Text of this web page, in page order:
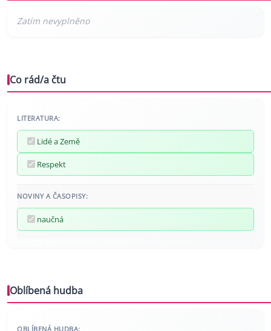
Co rád/a čtu
LITERATURA:
Lidé a Země
Respekt
NOVINY A ČASOPISY:
naučná
Oblíbená hudba
OBLÍBENÁ HUDBA: